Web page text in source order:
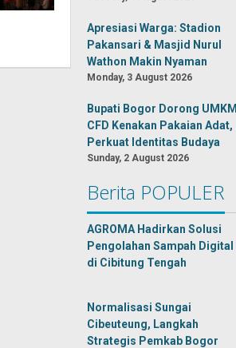
Apresiasi Warga: Stadion
Pakansari & Masjid Nurul
Wathon Makin Nyaman
Monday, 3 August 2026
Bupati Bogor Dorong UMKM
CFD Kenakan Pakaian Adat,
Perkuat Identitas Budaya
Sunday, 2 August 2026
Berita POPULER
AGROMA Hadirkan Solusi
Pengolahan Sampah Digital
di Cibitung Tengah
Normalisasi Sungai
Cibeuteung, Langkah
Strategis Pemkab Bogor